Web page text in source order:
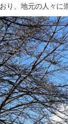
、地元の人々に